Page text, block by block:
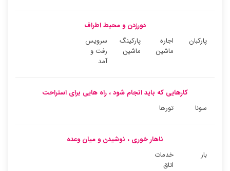
دورزدن و محیط اطراف
پارکبان
اجاره
ماشین
پارکینگ
ماشین
سرویس
رفت و
آمد
کارهایی که باید انجام شود ، راه هایی برای استراحت
سونا
تورها
ناهار خوری ، نوشیدن و میان وعده
بار
خدمات
اتاق